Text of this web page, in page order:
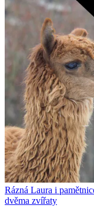
Rázná Laura i
dvěma zvířaty